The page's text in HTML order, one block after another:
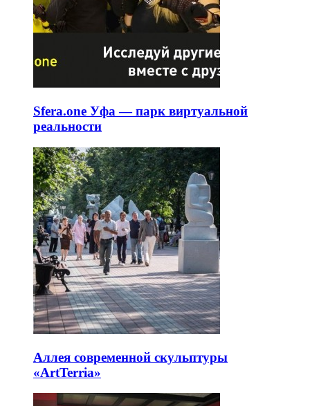
Sfera.one Уфа — парк виртуальной
реальности
Аллея современной скульптуры
«ArtTerria»